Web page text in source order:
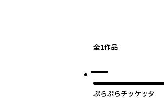
全1作品
ぷらぷらチッケッタ